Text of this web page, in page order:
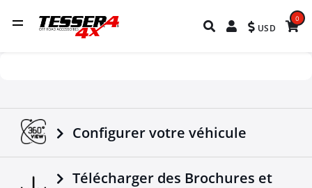
USD
0
Configurer votre véhicule
Télécharger des Brochures et